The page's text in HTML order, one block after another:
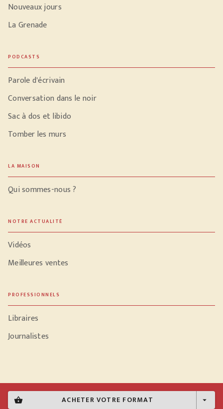
shopping_basket ACHETER VOTRE FORMAT arrow_drop_down
Nouveaux jours
La Grenade
PODCASTS
Parole d'écrivain
Conversation dans le noir
Sac à dos et libido
Tomber les murs
LA MAISON
Qui sommes-nous ?
NOTRE ACTUALITÉ
Vidéos
Meilleures ventes
PROFESSIONNELS
Libraires
Journalistes
Données personnelles
Paramétrer vos cookies